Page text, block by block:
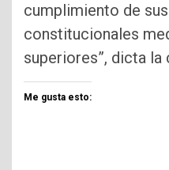
cumplimiento de
constitucionales
superiores”, dicta la
Me gusta esto: